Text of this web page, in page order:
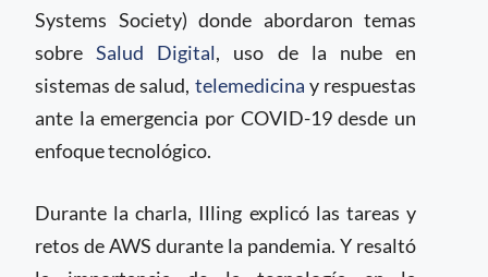
Systems Society) donde abordaron temas
sobreSalud Digital, uso de la nube en
sistemas de salud, telemedicina y respuestas
ante la emergencia por COVID-19 desde un
enfoque tecnológico.
Durante la charla, Illing explicó las tareas y
retos de AWS durante la pandemia. Y resaltó